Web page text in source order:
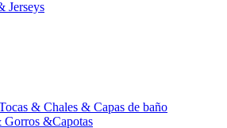
Jerseys
& Chales & Capas de baño
Gorros &Capotas